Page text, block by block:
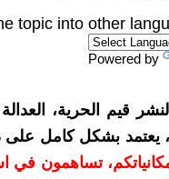
topic into other
Powered by
الحرية، العدالة
يعتمد بشكل كامل
حسب إمكانياتكم، تساهمون